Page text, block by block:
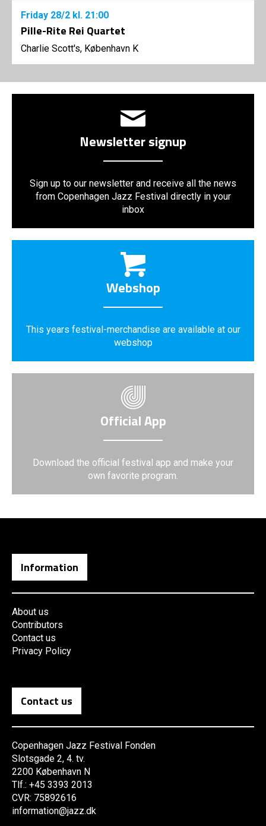
Friday 28/2 kl. 21:00
Pille-Rite Rei Quartet
Charlie Scott's, København K
Newsletter signup
Sign up to our newsletter and receive all the news
from Copenhagen Jazz Festival directly in your
inbox
Webshop
This years festival-merchandise are available at our
webshop
Official App
Download the official festival app and make your
own favorite program.
Information
About us
Contributors
Contact us
Privacy Policy
Contact us
Copenhagen Jazz Festival Fonden
Slotsgade 2, 4. tv.
2200 København N
Tlf.: +45 3393 2013
CVR: 75892616
information@jazz.dk